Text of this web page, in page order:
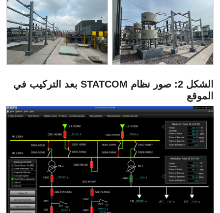
الشكل 2: صور نظام STATCOM بعد التركيب في
الموقع